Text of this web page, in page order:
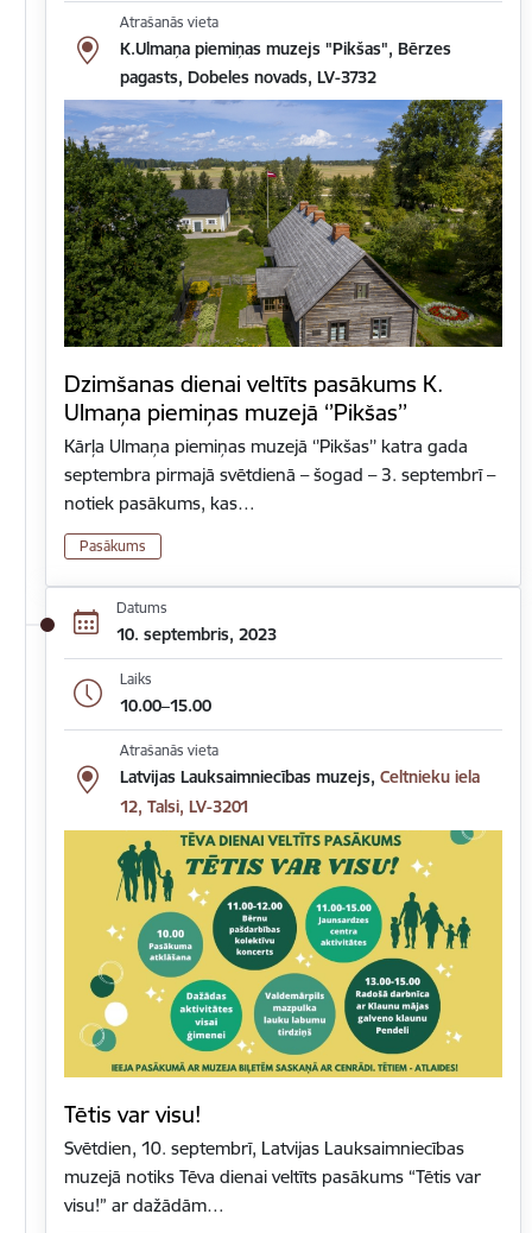
Atrašanās vieta
K.Ulmaņa piemiņas muzejs "Pikšas", Bērzes
pagasts, Dobeles novads, LV-3732
Dzimšanas dienai veltīts pasākums K.
Ulmaņa piemiņas muzejā ‘’Pikšas’’
Kārļa Ulmaņa piemiņas muzejā ‘’Pikšas’’ katra gada
septembra pirmajā svētdienā – šogad – 3. septembrī –
notiek pasākums, kas…
Pasākums
Datums
10. septembris, 2023
Laiks
10.00–15.00
Atrašanās vieta
Latvijas Lauksaimniecības muzejs, Celtnieku iela
12, Talsi, LV-3201
Tētis var visu!
Svētdien, 10. septembrī, Latvijas Lauksaimniecības
muzejā notiks Tēva dienai veltīts pasākums “Tētis var
visu!” ar dažādām…